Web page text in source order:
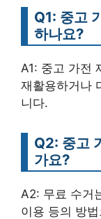
Q1: 중고
하나요?
A1: 중고 가전
재활용하거나
니다.
Q2: 중고
가요?
A2: 무료 수거
이용 등의 방